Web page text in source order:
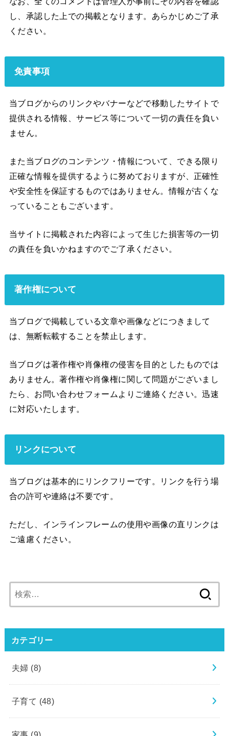
し、承認した上での掲載となります。あらかじめご了承
ください。
免責事項
当ブログからのリンクやバナーなどで移動したサイトで
提供される情報、サービス等について一切の責任を負い
ません。
また当ブログのコンテンツ・情報について、できる限り
正確な情報を提供するように努めておりますが、正確性
や安全性を保証するものではありません。情報が古くな
っていることもございます。
当サイトに掲載された内容によって生じた損害等の一切
の責任を負いかねますのでご了承ください。
著作権について
当ブログで掲載している文章や画像などにつきまして
は、無断転載することを禁止します。
当ブログは著作権や肖像権の侵害を目的としたものでは
ありません。著作権や肖像権に関して問題がございまし
たら、お問い合わせフォームよりご連絡ください。迅速
に対応いたします。
リンクについて
当ブログは基本的にリンクフリーです。リンクを行う場
合の許可や連絡は不要です。
ただし、インラインフレームの使用や画像の直リンクは
ご遠慮ください。
索:
カテゴリー
夫婦 (8)
子育て (48)